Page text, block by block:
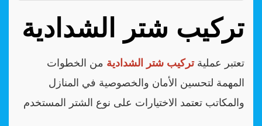
تركيب شتر الشدادية
تعتبر عمليةتركيب شتر الشدادية من الخطوات
المهمة لتحسين الأمان والخصوصية في المنازل
والمكاتب تعتمد الاختيارات على نوع الشتر المستخدم